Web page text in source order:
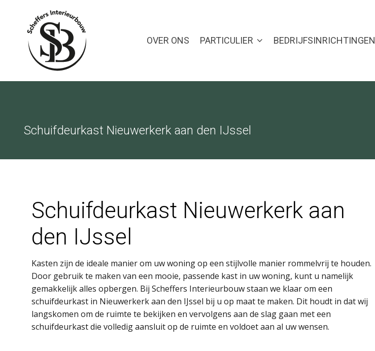
OVER ONS PARTICULIER BEDRIJFSINRICHTINGEN
Schuifdeurkast Nieuwerkerk aan den IJssel
Schuifdeurkast Nieuwerkerk aan
den IJssel
Kasten zijn de ideale manier om uw woning op een stijlvolle manier rommelvrij te houden.
Door gebruik te maken van een mooie, passende kast in uw woning, kunt u namelijk
gemakkelijk alles opbergen. Bij Scheffers Interieurbouw staan we klaar om een
schuifdeurkast in Nieuwerkerk aan den IJssel bij u op maat te maken. Dit houdt in dat wij
langskomen om de ruimte te bekijken en vervolgens aan de slag gaan met een
schuifdeurkast die volledig aansluit op de ruimte en voldoet aan al uw wensen.